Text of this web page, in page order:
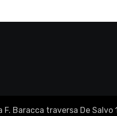
Baracca traversa De Salvo